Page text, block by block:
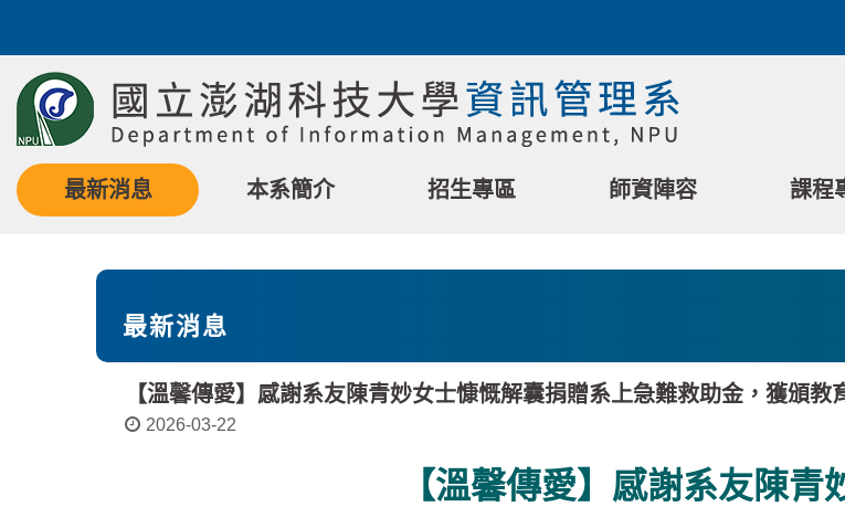
最新消息 本系簡介 招生專區 師資陣容 課程
最新消息
【溫馨傳愛】感謝系友陳青妙女士慷慨解囊捐贈系上急難救助金，獲頒教
2026-03-22
【溫馨傳愛】感謝系友陳青